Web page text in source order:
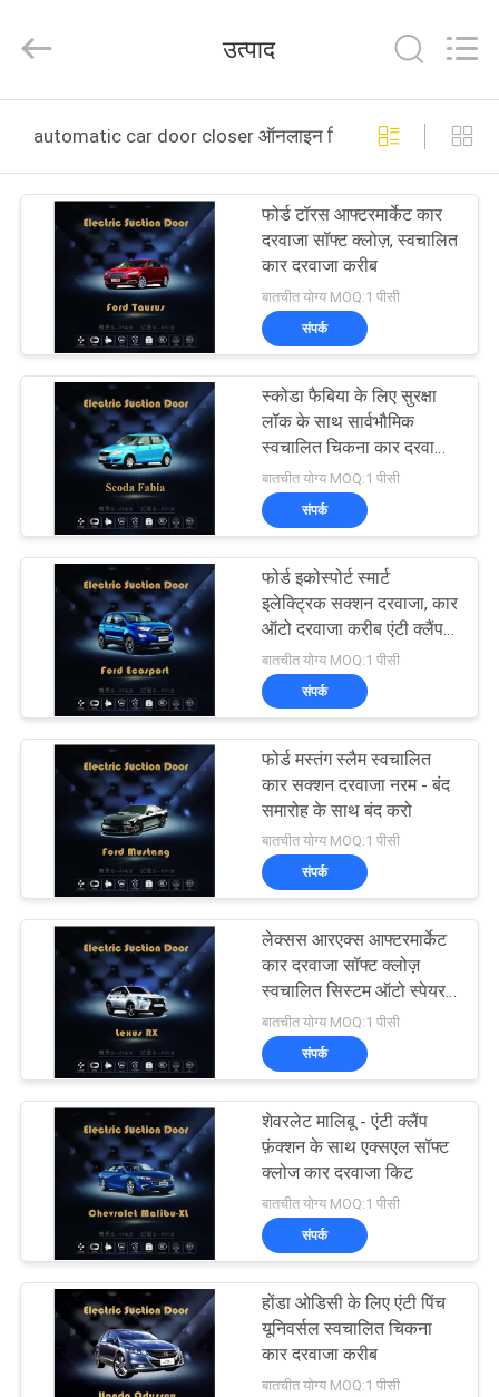
उत्पादों
कारखाना
गुणवत्ता
नियंत्रण
समाचार
की
विनती
PRIVACY
POLICY
Technology
Rights
उत्पाद
automatic car door closer ऑनलाइन निर्माण
फोर्ड टॉरस आफ्टरमार्केट कार
दरवाजा सॉफ्ट क्लोज़, स्वचालित
कार दरवाजा करीब
बातचीत योग्य MOQ:1 पीसी
संपर्क
स्कोडा फैबिया के लिए सुरक्षा
लॉक के साथ सार्वभौमिक
स्वचालित चिकना कार दरवाजा
करीब
बातचीत योग्य MOQ:1 पीसी
संपर्क
फोर्ड इकोस्पोर्ट स्मार्ट
इलेक्ट्रिक सक्शन दरवाजा, कार
ऑटो दरवाजा करीब एंटी क्लैंप
समारोह
बातचीत योग्य MOQ:1 पीसी
संपर्क
फोर्ड मस्तंग स्लैम स्वचालित
कार सक्शन दरवाजा नरम - बंद
समारोह के साथ बंद करो
बातचीत योग्य MOQ:1 पीसी
संपर्क
लेक्सस आरएक्स आफ्टरमार्केट
कार दरवाजा सॉफ्ट क्लोज़
स्वचालित सिस्टम ऑटो स्पेयर
पार्ट्स
बातचीत योग्य MOQ:1 पीसी
संपर्क
शेवरलेट मालिबू - एंटी क्लैंप
फ़ंक्शन के साथ एक्सएल सॉफ्ट
क्लोज कार दरवाजा किट
बातचीत योग्य MOQ:1 पीसी
संपर्क
होंडा ओडिसी के लिए एंटी पिंच
यूनिवर्सल स्वचालित चिकना
कार दरवाजा करीब
बातचीत योग्य MOQ:1 पीसी